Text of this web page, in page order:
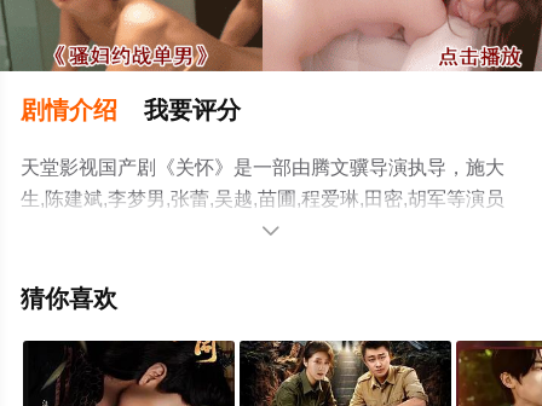
剧情介绍 我要评分
天堂影视国产剧《关怀》是一部由腾文骥导演执导，施大
生,陈建斌,李梦男,张蕾,吴越,苗圃,程爱琳,田密,胡军等演员
精彩演绎的大陆电视剧，大结局剧情已揭晓（全27集），
网，更多相关信息可移步至豆瓣电视剧、电视猫或剧情网

猜你喜欢